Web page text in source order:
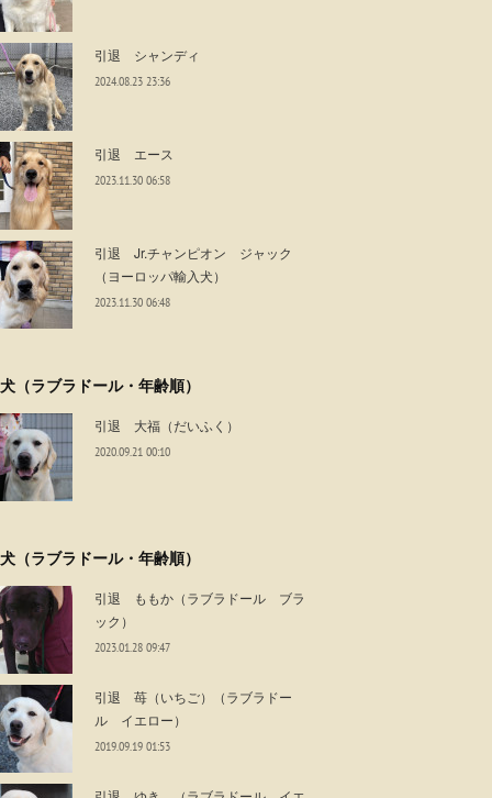
引退 シャンディ
2024.08.23 23:36
引退 エース
2023.11.30 06:58
引退 Jr.チャンピオン ジャック
（ヨーロッパ輸入犬）
2023.11.30 06:48
（ラブラドール・年齢順）
引退 大福（だいふく）
2020.09.21 00:10
（ラブラドール・年齢順）
引退 ももか（ラブラドール ブラ
ック）
2023.01.28 09:47
引退 苺（いちご）（ラブラドー
ル イエロー）
2019.09.19 01:53